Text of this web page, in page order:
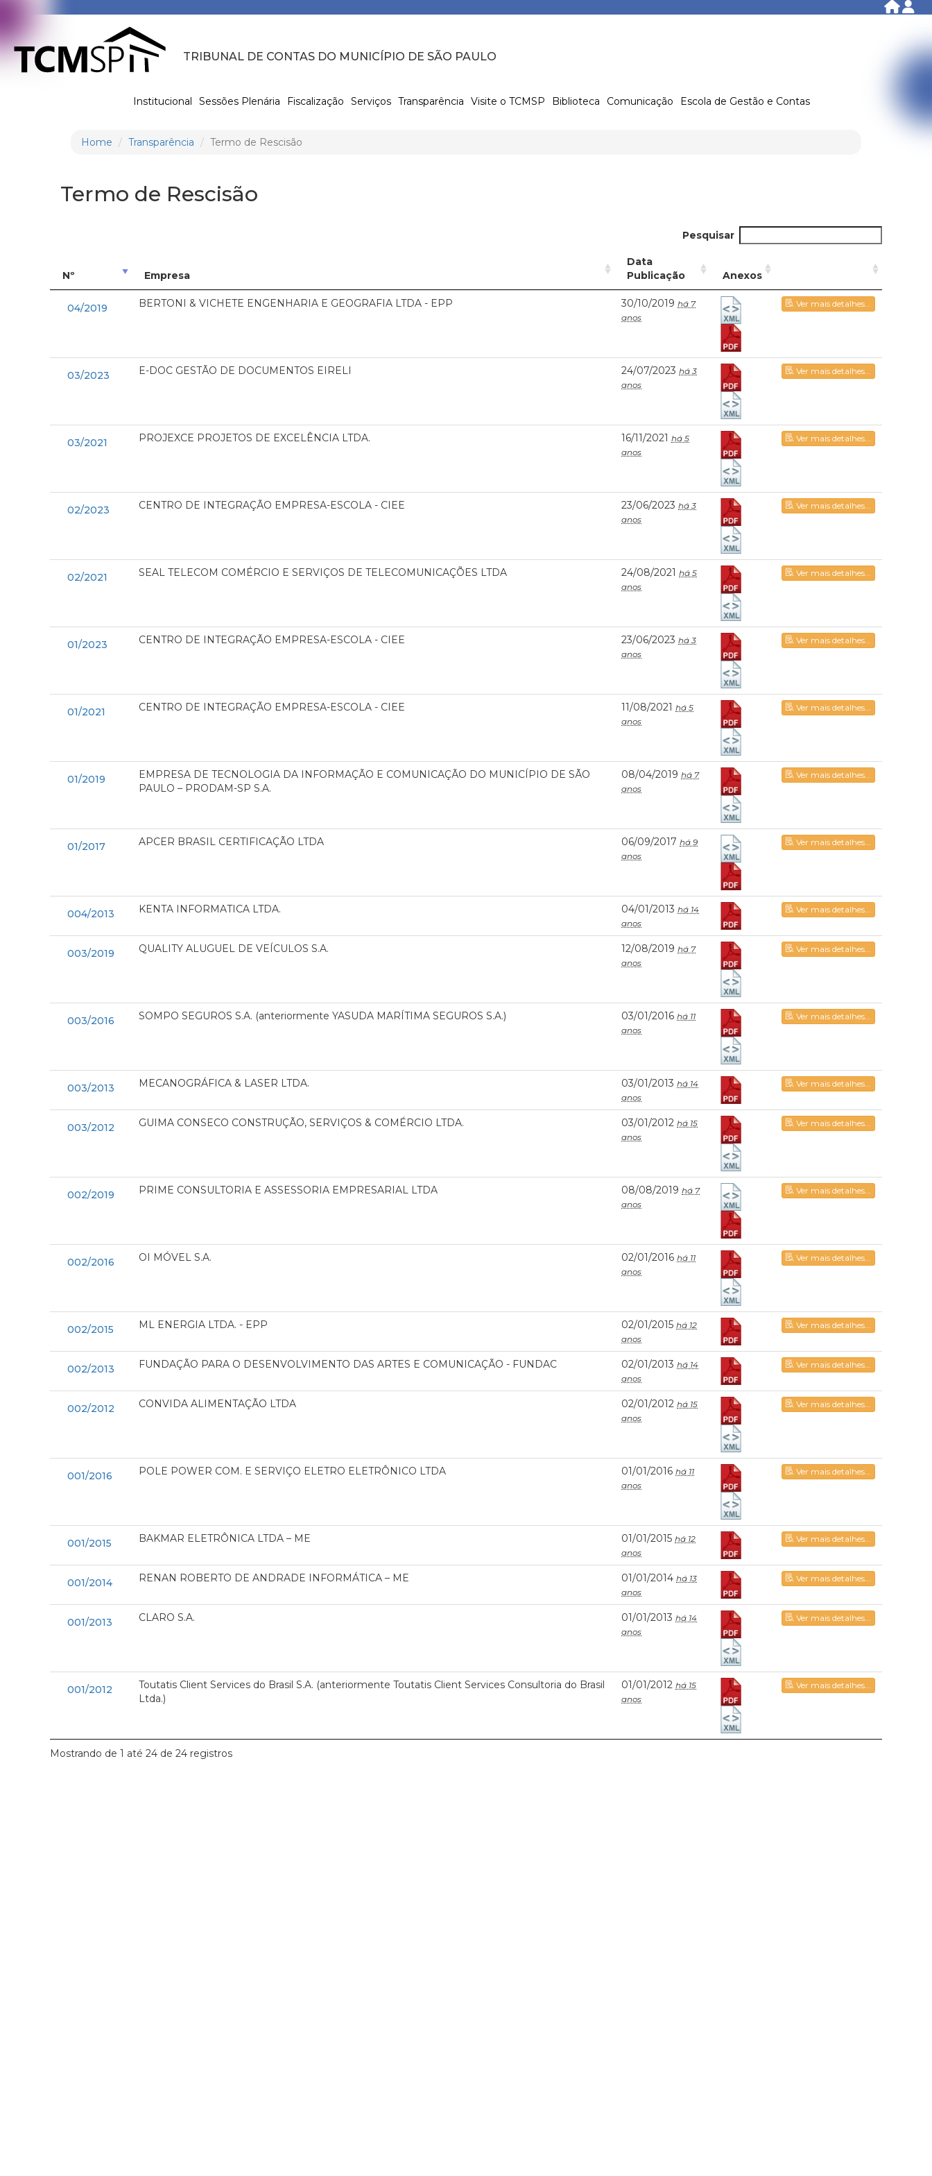
TRIBUNAL DE CONTAS DO MUNICÍPIO DE SÃO PAULO
Institucional Sessões Plenária Fiscalização Serviços Transparência Visite o TCMSP Biblioteca Comunicação Escola de Gestão e Contas
Home Transparência Termo de Rescisão
Termo de Rescisão
Pesquisar
Nº Empresa
Data
Publicação
Anexos
04/2019 BERTONI & VICHETE ENGENHARIA E GEOGRAFIA LTDA - EPP 30/10/2019 há 7
anos
Ver mais detalhes...
03/2023 E-DOC GESTÃO DE DOCUMENTOS EIRELI 24/07/2023 há 3
anos
Ver mais detalhes...
03/2021 PROJEXCE PROJETOS DE EXCELÊNCIA LTDA. 16/11/2021 há 5
anos
Ver mais detalhes...
02/2023 CENTRO DE INTEGRAÇÃO EMPRESA-ESCOLA - CIEE 23/06/2023 há 3
anos
Ver mais detalhes...
02/2021 SEAL TELECOM COMÉRCIO E SERVIÇOS DE TELECOMUNICAÇÕES LTDA 24/08/2021 há 5
anos
Ver mais detalhes...
01/2023 CENTRO DE INTEGRAÇÃO EMPRESA-ESCOLA - CIEE 23/06/2023 há 3
anos
Ver mais detalhes...
01/2021 CENTRO DE INTEGRAÇÃO EMPRESA-ESCOLA - CIEE 11/08/2021 há 5
anos
Ver mais detalhes...
01/2019
EMPRESA DE TECNOLOGIA DA INFORMAÇÃO E COMUNICAÇÃO DO MUNICÍPIO DE SÃO
PAULO – PRODAM-SP S.A.
08/04/2019 há 7
anos
Ver mais detalhes...
01/2017 APCER BRASIL CERTIFICAÇÃO LTDA 06/09/2017 há 9
anos
Ver mais detalhes...
004/2013 KENTA INFORMATICA LTDA. 04/01/2013 há 14
anos
Ver mais detalhes...
003/2019 QUALITY ALUGUEL DE VEÍCULOS S.A. 12/08/2019 há 7
anos
Ver mais detalhes...
003/2016 SOMPO SEGUROS S.A. (anteriormente YASUDA MARÍTIMA SEGUROS S.A.) 03/01/2016 há 11
anos
Ver mais detalhes...
003/2013 MECANOGRÁFICA & LASER LTDA. 03/01/2013 há 14
anos
Ver mais detalhes...
003/2012 GUIMA CONSECO CONSTRUÇÃO, SERVIÇOS & COMÉRCIO LTDA. 03/01/2012 há 15
anos
Ver mais detalhes...
002/2019 PRIME CONSULTORIA E ASSESSORIA EMPRESARIAL LTDA 08/08/2019 há 7
anos
Ver mais detalhes...
002/2016 OI MÓVEL S.A. 02/01/2016 há 11
anos
Ver mais detalhes...
002/2015 ML ENERGIA LTDA. - EPP 02/01/2015 há 12
anos
Ver mais detalhes...
002/2013 FUNDAÇÃO PARA O DESENVOLVIMENTO DAS ARTES E COMUNICAÇÃO - FUNDAC 02/01/2013 há 14
anos
Ver mais detalhes...
002/2012 CONVIDA ALIMENTAÇÃO LTDA 02/01/2012 há 15
anos
Ver mais detalhes...
001/2016 POLE POWER COM. E SERVIÇO ELETRO ELETRÔNICO LTDA 01/01/2016 há 11
anos
Ver mais detalhes...
001/2015 BAKMAR ELETRÔNICA LTDA – ME 01/01/2015 há 12
anos
Ver mais detalhes...
001/2014 RENAN ROBERTO DE ANDRADE INFORMÁTICA – ME 01/01/2014 há 13
anos
Ver mais detalhes...
001/2013 CLARO S.A. 01/01/2013 há 14
anos
Ver mais detalhes...
001/2012
Toutatis Client Services do Brasil S.A. (anteriormente Toutatis Client Services Consultoria do Brasil
Ltda.)
01/01/2012 há 15
anos
Ver mais detalhes...
Mostrando de 1 até 24 de 24 registros